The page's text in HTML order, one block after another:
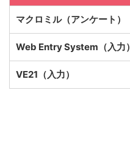
マクロミル（アンケート）
Web Entry System（入力）
VE21（入力）